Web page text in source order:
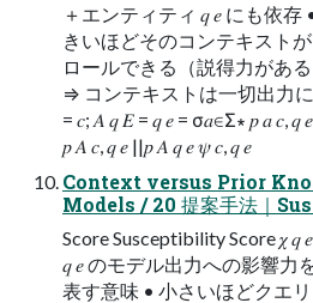
＋エンティティ 𝑞 𝑒 にも依
きいほどそのコンテキスト
ロールできる（説得力があ
⇒ コンテキストは一切出力
= 𝑐; 𝐴 𝑞 𝐸 = 𝑞 𝑒 = σ𝑎∈Σ∗ 𝑝 𝑎 𝑐, 𝑞
𝑝 𝐴 𝑐, 𝑞 𝑒 ||𝑝 𝐴 𝑞 𝑒 𝜓 𝑐, 𝑞 𝑒
Context versus Prior
Models / 20 提案手法｜
Score Susceptibility Score 𝜒 𝑞
𝑞 𝑒 のモデル出力への影響力
表す意味 • 小さいほどクエ